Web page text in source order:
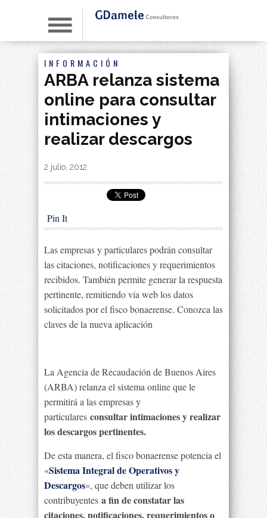
INFORMACIÓN
ARBA relanza sistema
online para consultar
intimaciones y
realizar descargos
By|
2 julio, 2012
Pin It
Las empresas y particulares podrán consultar
las citaciones, notificaciones y requerimientos
recibidos. También permite generar la respuesta
pertinente, remitiendo vía web los datos
solicitados por el fisco bonaerense. Conozca las
claves de la nueva aplicación
La Agencia de Recaudación de Buenos Aires
(ARBA) relanza el sistema online que le
permitirá a las empresas y
particulares consultar intimaciones y realizar
los descargos pertinentes.
De esta manera, el fisco bonaerense potencia el
«Sistema Integral de Operativos y
Descargos«, que deben utilizar los
contribuyentes a fin de constatar las
citaciones, notificaciones, requerimientos o